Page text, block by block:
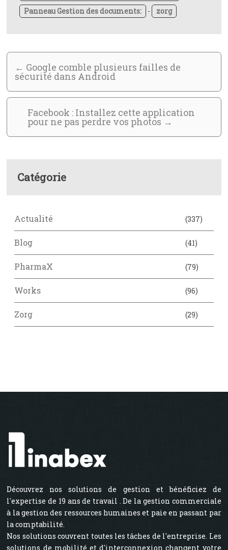
Panneau Gestion des documents:
- zorg
← Google comble plusieurs failles de
sécurité dans Android
Facebook : Installez cette application
pour ne pas perdre vos photos →
Catégorie
Actualité (337)
Blog (41)
PharmaX (79)
Works (96)
Zorg (29)
Découvrez nos solutions de gestion et bénéficiez de
l'expertise de 19 ans de travail . De la gestion commerciale
à la gestion des ressources humaines et paie en passant par
la comptabilité.
Nos solutions couvrent toutes les tâches de l'entreprise. Les
solutions de mobilité et d'interconnexion changent votre